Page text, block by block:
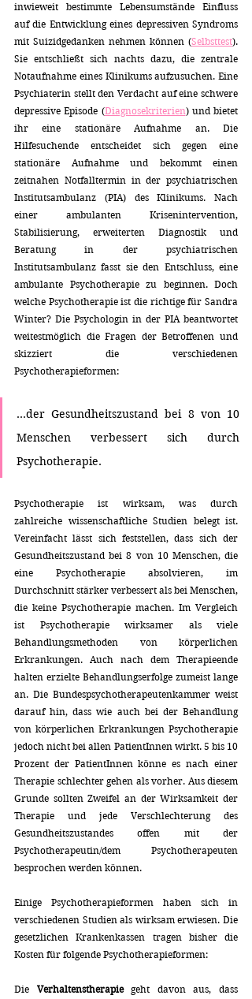
inwieweit bestimmte Lebensumstände Einfluss
auf die Entwicklung eines depressiven Syndroms
mit Suizidgedanken nehmen können (Selbsttest).
Sie entschließt sich nachts dazu, die zentrale
Notaufnahme eines Klinikums aufzusuchen. Eine
Psychiaterin stellt den Verdacht auf eine schwere
depressive Episode (Diagnosekriterien) und bietet
ihr eine stationäre Aufnahme an. Die
Hilfesuchende entscheidet sich gegen eine
stationäre Aufnahme und bekommt einen
zeitnahen Notfalltermin in der psychiatrischen
Institutsambulanz (PIA) des Klinikums. Nach
einer ambulanten Krisenintervention,
Stabilisierung, erweiterten Diagnostik und
Beratung in der psychiatrischen
Institutsambulanz fasst sie den Entschluss, eine
ambulante Psychotherapie zu beginnen. Doch
welche Psychotherapie ist die richtige für Sandra
Winter? Die Psychologin in der PIA beantwortet
weitestmöglich die Fragen der Betroffenen und
skizziert die verschiedenen
Psychotherapieformen:
...der Gesundheitszustand bei 8 von 10
Menschen verbessert sich durch
Psychotherapie.
Psychotherapie ist wirksam, was durch
zahlreiche wissenschaftliche Studien belegt ist.
Vereinfacht lässt sich feststellen, dass sich der
Gesundheitszustand bei 8 von 10 Menschen, die
eine Psychotherapie absolvieren, im
Durchschnitt stärker verbessert als bei Menschen,
die keine Psychotherapie machen. Im Vergleich
ist Psychotherapie wirksamer als viele
Behandlungsmethoden von körperlichen
Erkrankungen. Auch nach dem Therapieende
halten erzielte Behandlungserfolge zumeist lange
an. Die Bundespsychotherapeutenkammer weist
darauf hin, dass wie auch bei der Behandlung
von körperlichen Erkrankungen Psychotherapie
jedoch nicht bei allen PatientInnen wirkt. 5 bis 10
Prozent der PatientInnen könne es nach einer
Therapie schlechter gehen als vorher. Aus diesem
Grunde sollten Zweifel an der Wirksamkeit der
Therapie und jede Verschlechterung des
Gesundheitszustandes offen mit der
Psychotherapeutin/dem Psychotherapeuten
besprochen werden können.
Einige Psychotherapieformen haben sich in
verschiedenen Studien als wirksam erwiesen. Die
gesetzlichen Krankenkassen tragen bisher die
Kosten für folgende Psychotherapieformen:
Die Verhaltenstherapie geht davon aus, dass